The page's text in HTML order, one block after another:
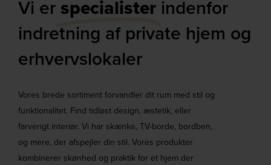
Vi er specialister indenfor
indretning af private hjem og
erhvervslokaler​
Vores brede sortiment forvandler dit rum med stil og
funktionalitet. Find tidløst design, æstetik, eller
farverigt interiør. Vi har skænke, TV-borde, bordben,
og mere, der afspejler din stil. Vores produkter
kombinerer skønhed og praktik for et hjem der